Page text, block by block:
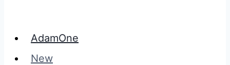
AdamOne
New